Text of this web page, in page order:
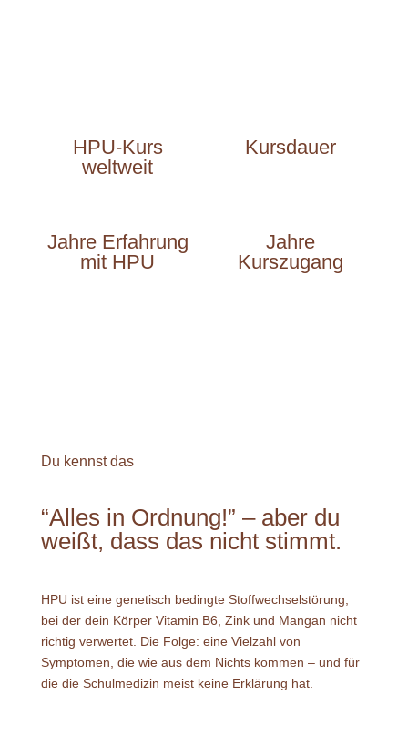
HPU-Kurs
weltweit
Kursdauer
Jahre Erfahrung
mit HPU
Jahre
Kurszugang
Du kennst das
“Alles in Ordnung!” – aber du
weißt, dass das nicht stimmt.
HPU ist eine genetisch bedingte Stoffwechselstörung,
bei der dein Körper Vitamin B6, Zink und Mangan nicht
richtig verwertet. Die Folge: eine Vielzahl von
Symptomen, die wie aus dem Nichts kommen – und für
die die Schulmedizin meist keine Erklärung hat.